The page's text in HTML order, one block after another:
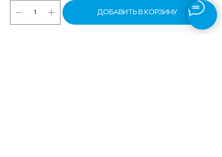
ДОБАВИТЬ В КОРЗИНУ